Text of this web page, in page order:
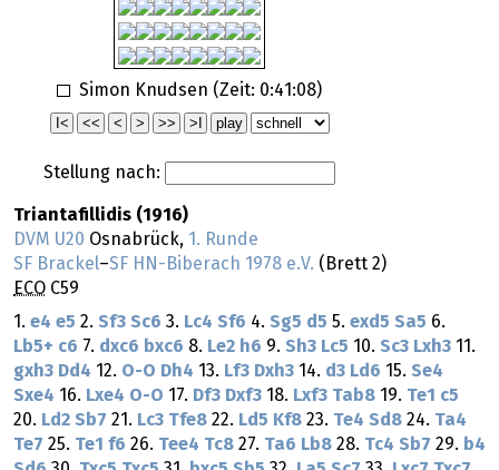
Simon Knudsen (Zeit: 0:41:08)
Stellung nach:
Triantafillidis (1916)
DVM U20 Osnabrück, 1. Runde
SF Brackel–SF HN-Biberach 1978 e.V. (Brett 2)
ECO C59
1. e4 e5 2. Sf3 Sc6 3. Lc4 Sf6 4. Sg5 d5 5. exd5 Sa5 6.
Lb5+ c6 7. dxc6 bxc6 8. Le2 h6 9. Sh3 Lc5 10. Sc3 Lxh3 11.
gxh3 Dd4 12. O-O Dh4 13. Lf3 Dxh3 14. d3 Ld6 15. Se4
Sxe4 16. Lxe4 O-O 17. Df3 Dxf3 18. Lxf3 Tab8 19. Te1 c5
20. Ld2 Sb7 21. Lc3 Tfe8 22. Ld5 Kf8 23. Te4 Sd8 24. Ta4
Te7 25. Te1 f6 26. Tee4 Tc8 27. Ta6 Lb8 28. Tc4 Sb7 29. b4